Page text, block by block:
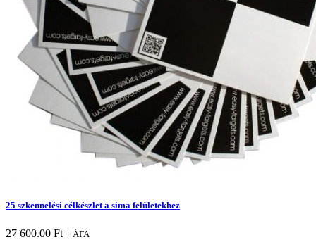
25 szkennelési célkészlet a sima felületekhez
27 600.00 Ft + ÁFA